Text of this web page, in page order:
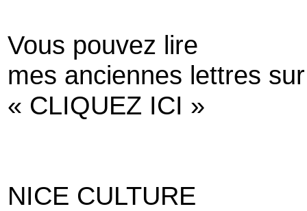
Vous pouvez lire
mes anciennes lettres
« CLIQUEZ ICI »
NICE CULTURE